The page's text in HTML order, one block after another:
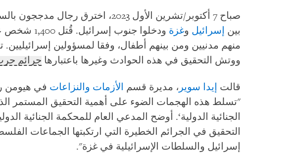
صباح 7 أكتوبر/تشرين الأول 2023، اخترق
بين إسرائيل وغزة
ودخلوا جنوب
منهم مدنيين ومن بينهم أطفال، وفقا لمسؤولين
ووتش التحقيق في هذه الحوادث وغيرها باعتبارها جرائم
قالت إيدا سوير ، مديرة قسم الأزمات والنزاعات في هيومن
"تسلط هذه الهجمات الضوء على أهمية التحقيق المستمر
الجنائية الدولية‘. أوضح المدعي العام للمحكمة الجنائية
التحقيق في الجرائم الخطيرة التي ارتكبتها الجماعات
إسرائيل والسلطات الإسرائيلية في غزة".